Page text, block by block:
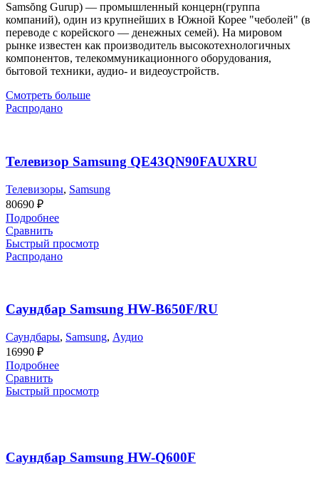
Samsŏng Gurup) — промышленный концерн(группа
компаний), один из крупнейших в Южной Корее "чеболей" (в
переводе с корейского — денежных семей). На мировом
рынке известен как производитель высокотехнологичных
компонентов, телекоммуникационного оборудования,
бытовой техники, аудио- и видеоустройств.
Смотреть больше
Распродано
Телевизор Samsung QE43QN90FAUXRU
Телевизоры, Samsung
80690 ₽
Подробнее
Сравнить
Быстрый просмотр
Распродано
Саундбар Samsung HW-B650F/RU
Саундбары, Samsung, Аудио
16990 ₽
Подробнее
Сравнить
Быстрый просмотр
Саундбар Samsung HW-Q600F